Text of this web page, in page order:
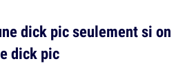
dick pic seulement si on
dick pic